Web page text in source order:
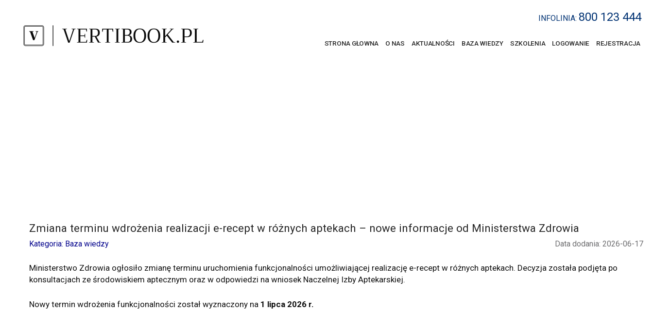
INFOLINIA: 800 123 444
STRONA GŁOWNA O NAS AKTUALNOŚCI BAZA WIEDZY SZKOLENIA LOGOWANIE REJESTRACJA
Zmiana terminu wdrożenia realizacji e-recept w różnych aptekach – nowe informacje od Ministerstwa Zdrowia
Kategoria: Baza wiedzy Data dodania: 2026-06-17
Ministerstwo Zdrowia ogłosiło zmianę terminu uruchomienia funkcjonalności umożliwiającej realizację e-recept w różnych aptekach. Decyzja została podjęta po
konsultacjach ze środowiskiem aptecznym oraz w odpowiedzi na wniosek Naczelnej Izby Aptekarskiej.
Nowy termin wdrożenia funkcjonalności został wyznaczony na 1 lipca 2026 r.